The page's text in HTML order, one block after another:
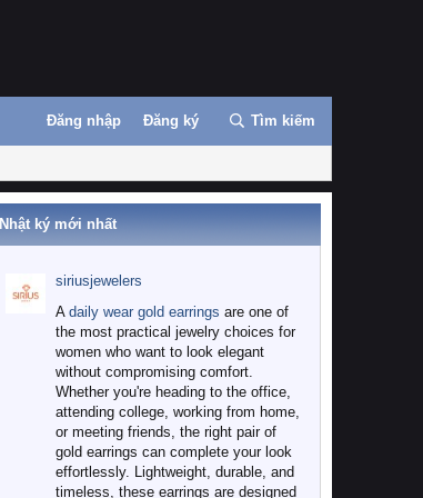
Đăng nhập Đăng ký Tìm kiếm
Nhật ký mới nhất
siriusjewelers
A daily wear gold earrings are one of
the most practical jewelry choices for
women who want to look elegant
without compromising comfort.
Whether you're heading to the office,
attending college, working from home,
or meeting friends, the right pair of
gold earrings can complete your look
effortlessly. Lightweight, durable, and
timeless, these earrings are designed